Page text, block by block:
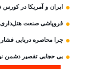
ایران و آمریکا در کورس
فروپاشی صنعت هتل‌داری تهران در جنگ |
چرا محاصره دریایی فشار
بی‌ حجابی تقصیر دشمن